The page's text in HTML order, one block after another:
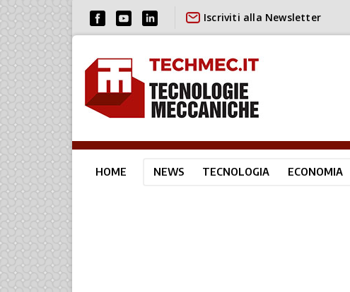
Iscriviti alla Newsletter
HOME NEWS TECNOLOGIA ECONOMIA